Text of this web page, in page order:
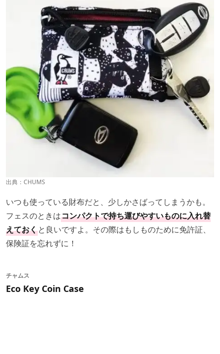
出典： CHUMS
いつも使っている財布だと、少しかさばってしまうかも。
フェスのときはコンパクトで持ち運びやすいものに入れ替
えておくと良いですよ。その際はもしものために免許証、
保険証を忘れずに！
チャムス
Eco Key Coin Case